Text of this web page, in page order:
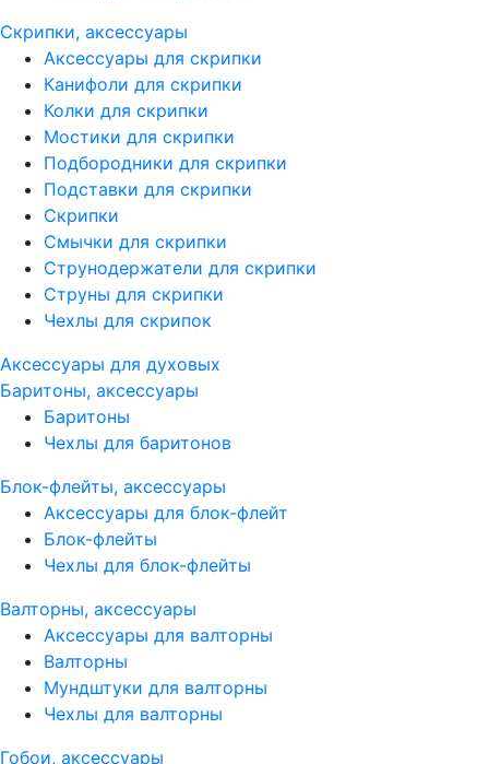
Скрипки, аксессуары
Аксессуары для скрипки
Канифоли для скрипки
Колки для скрипки
Мостики для скрипки
Подбородники для скрипки
Подставки для скрипки
Скрипки
Смычки для скрипки
Струнодержатели для скрипки
Струны для скрипки
Чехлы для скрипок
Аксессуары для духовых
Баритоны, аксессуары
Баритоны
Чехлы для баритонов
Блок-флейты, аксессуары
Аксессуары для блок-флейт
Блок-флейты
Чехлы для блок-флейты
Валторны, аксессуары
Аксессуары для валторны
Валторны
Мундштуки для валторны
Чехлы для валторны
Гобои, аксессуары